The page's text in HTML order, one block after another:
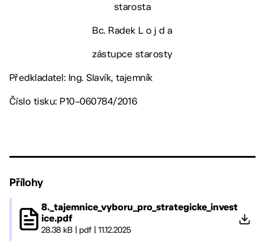
starosta
Bc. Radek L o j d a
zástupce starosty
Předkladatel: Ing. Slavík, tajemník
Číslo tisku: P10–060784/2016
Přílohy
8._tajemnice_vyboru_pro_strategicke_invest
ice.pdf
28.38 kB| pdf| 11.12.2025